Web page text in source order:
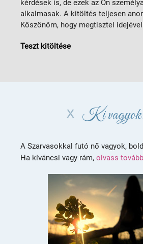
kérdések is, de ezek az Ön
alkalmasak. A kitöltés teljesen
Köszönöm, hogy megtisztel
Teszt kitöltése
Ki
A Szarvasokkal futó nő vagyok,
Ha kíváncsi vagy rám, olvass